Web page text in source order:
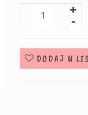
+
-
DODAJ U